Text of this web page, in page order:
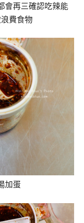
會再三確認吃辣能
費食物
加蛋